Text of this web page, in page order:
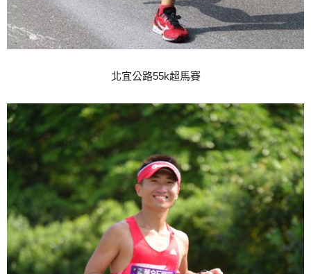
北宜公路55k超馬賽